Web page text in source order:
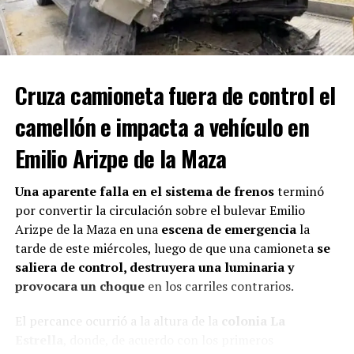
El uniformado lo sujetó con firmeza y ambos
solicitó el apoyo de la UNIF, dependencia que se hizo
quien fue trasladado para recibir atención psicológica
correspondiente.
Con Información Tomada de VANGUARDIA
RELATED TOPICS:
UP NEXT
SALVAN ELEMENTOS DE GRS A FAMILIA EN INCENDIO EN
BELAVISTA
FRUSTRA ALARMA ROBO DE MOTOS
Cruza camioneta fuera de control el
camellón e impacta a vehículo en
Emilio Arizpe de la Maza
Una aparente falla en el sistema de frenosterminó
por convertir la circulación sobre el bulevar Emilio
Arizpe de la Maza en una escena de emergenciala
tarde de este miércoles, luego de que una camionetase
saliera de control, destruyera una luminaria y
provocara un choqueen los carriles contrarios.
El percance ocurrió a la altura de la
colonia La